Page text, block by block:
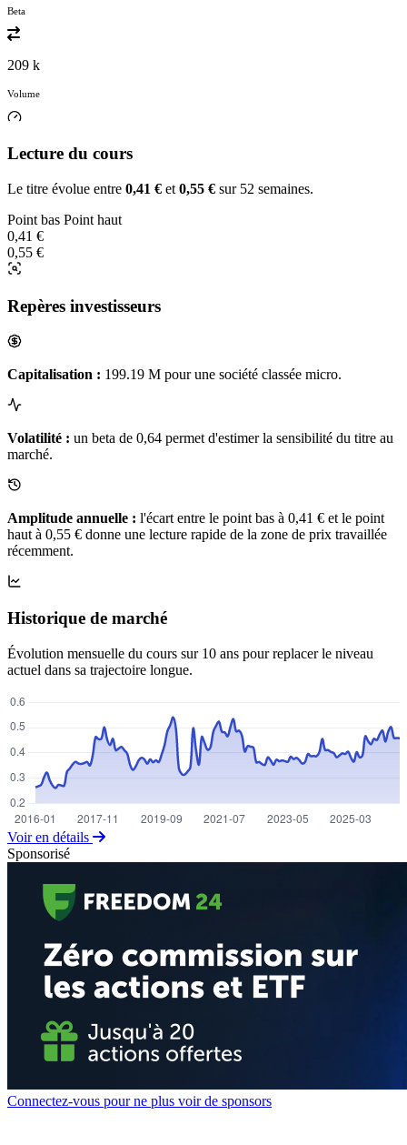
Beta
209 k
Volume
Lecture du cours
Le titre évolue entre 0,41 € et 0,55 € sur 52 semaines.
Point bas Point haut
0,41 €
0,55 €
Repères investisseurs
Capitalisation : 199.19 M pour une société classée micro.
Volatilité : un beta de 0,64 permet d'estimer la sensibilité du titre au
marché.
Amplitude annuelle : l'écart entre le point bas à 0,41 € et le point
haut à 0,55 € donne une lecture rapide de la zone de prix travaillée
récemment.
Historique de marché
Évolution mensuelle du cours sur 10 ans pour replacer le niveau
actuel dans sa trajectoire longue.
Voir en détails
Sponsorisé
Connectez-vous pour ne plus voir de sponsors